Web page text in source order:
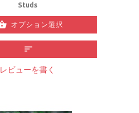
Studs
オプション選択
レビューを書く